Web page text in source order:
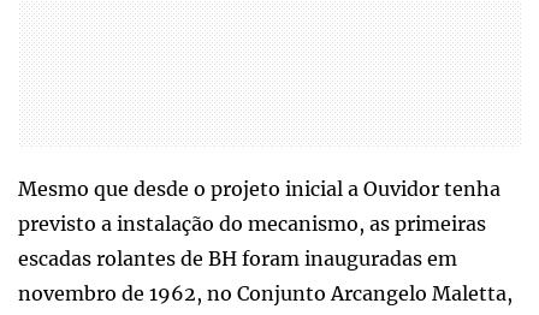
Mesmo que desde o projeto inicial a Ouvidor tenha
previsto a instalação do mecanismo, as primeiras
escadas rolantes de BH foram inauguradas em
novembro de 1962, no Conjunto Arcangelo Maletta,